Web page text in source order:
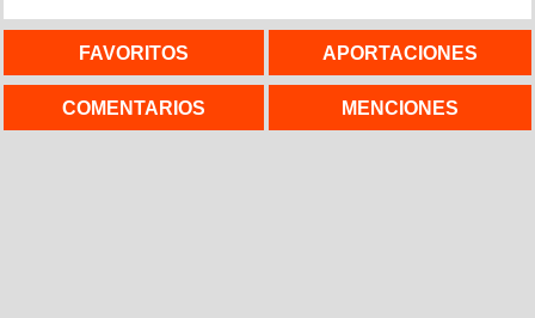
FAVORITOS APORTACIONES
COMENTARIOS MENCIONES